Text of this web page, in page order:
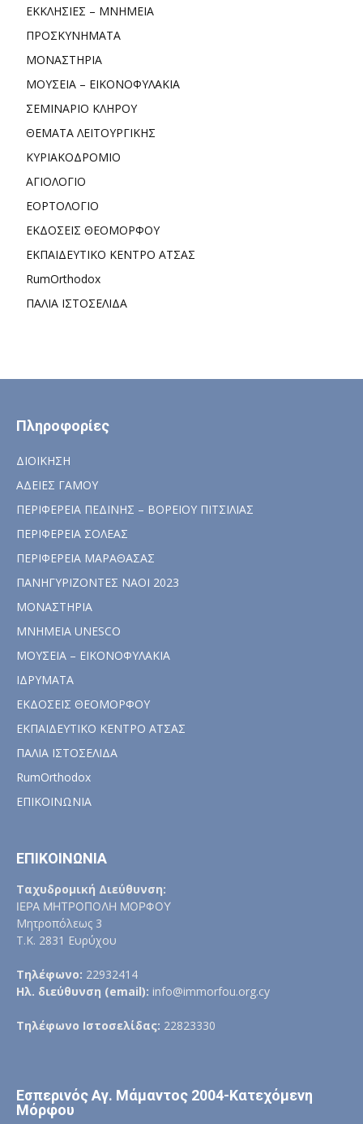
ΕΚΚΛΗΣΙΕΣ – ΜΝΗΜΕΙΑ
ΠΡΟΣΚΥΝΗΜΑΤΑ
ΜΟΝΑΣΤΗΡΙΑ
ΜΟΥΣΕΙΑ – ΕΙΚΟΝΟΦΥΛΑΚΙΑ
ΣΕΜΙΝΑΡΙΟ ΚΛΗΡΟΥ
ΘΕΜΑΤΑ ΛΕΙΤΟΥΡΓΙΚΗΣ
ΚΥΡΙΑΚΟΔΡΟΜΙΟ
ΑΓΙΟΛΟΓΙΟ
ΕΟΡΤΟΛΟΓΙΟ
ΕΚΔΟΣΕΙΣ ΘΕΟΜΟΡΦΟΥ
ΕΚΠΑΙΔΕΥΤΙΚΟ ΚΕΝΤΡΟ ΑΤΣΑΣ
RumOrthodox
ΠΑΛΙΑ ΙΣΤΟΣΕΛΙΔΑ
Πληροφορίες
ΔΙΟΙΚΗΣΗ
ΑΔΕΙΕΣ ΓΑΜΟΥ
ΠΕΡΙΦΕΡΕΙΑ ΠΕΔΙΝΗΣ – ΒΟΡΕΙΟΥ ΠΙΤΣΙΛΙΑΣ
ΠΕΡΙΦΕΡΕΙΑ ΣΟΛΕΑΣ
ΠΕΡΙΦΕΡΕΙΑ ΜΑΡΑΘΑΣΑΣ
ΠΑΝΗΓΥΡΙΖΟΝΤΕΣ ΝΑΟΙ 2023
ΜΟΝΑΣΤΗΡΙΑ
ΜΝΗΜΕΙΑ UNESCO
ΜΟΥΣΕΙΑ – ΕΙΚΟΝΟΦΥΛΑΚΙΑ
ΙΔΡΥΜΑΤΑ
ΕΚΔΟΣΕΙΣ ΘΕΟΜΟΡΦΟΥ
ΕΚΠΑΙΔΕΥΤΙΚΟ ΚΕΝΤΡΟ ΑΤΣΑΣ
ΠΑΛΙΑ ΙΣΤΟΣΕΛΙΔΑ
RumOrthodox
ΕΠΙΚΟΙΝΩΝΙΑ
ΕΠΙΚΟΙΝΩΝΙΑ
Ταχυδρομική Διεύθυνση:
ΙΕΡΑ ΜΗΤΡΟΠΟΛΗ ΜΟΡΦΟΥ
Μητροπόλεως 3
Τ.Κ. 2831 Ευρύχου
Τηλέφωνο: 22932414
Ηλ. διεύθυνση (email): info@immorfou.org.cy
Τηλέφωνο Ιστοσελίδας: 22823330
Εσπερινός Αγ. Μάμαντος 2004-Κατεχόμενη
Μόρφου